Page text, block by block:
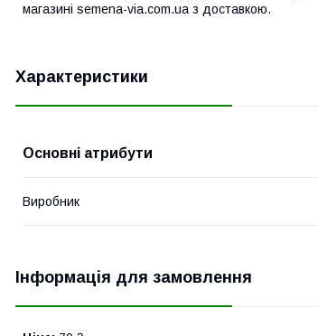
магазині semena-via.com.ua з доставкою.
Характеристики
Основні атрибути
Виробник
Інформація для замовлення